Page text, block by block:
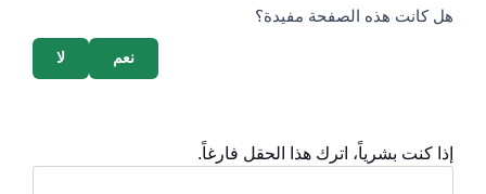
survey_v2
هل كانت هذه الصفحة مفيدة؟
لا نعم
إذا كنت بشرياً، اترك هذا الحقل فارغاً.